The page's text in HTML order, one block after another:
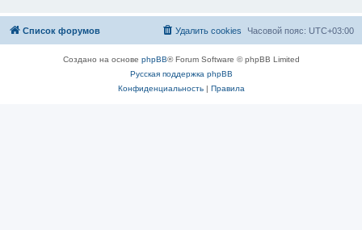
Список форумов Часовой пояс: UTC+03:00
Удалить cookies
Создано на основе phpBB® Forum Software © phpBB Limited
Русская поддержка phpBB
Конфиденциальность| Правила